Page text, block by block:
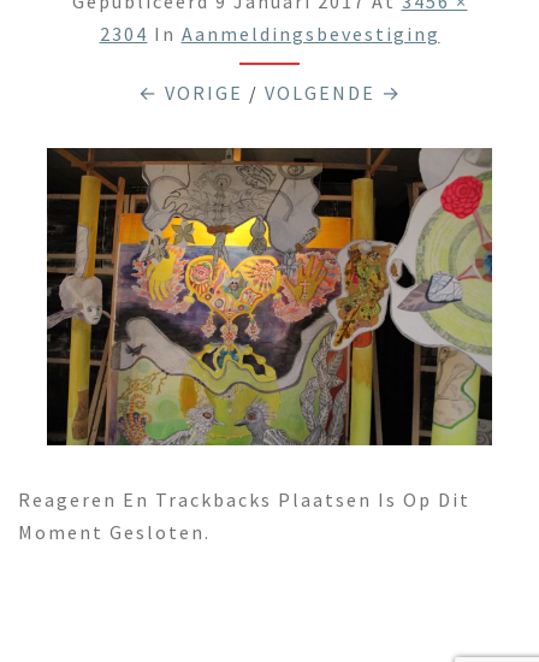
2304 In Aanmeldingsbevestiging
← VORIGE / VOLGENDE →
Reageren En Trackbacks Plaatsen Is Op Dit
Moment Gesloten.